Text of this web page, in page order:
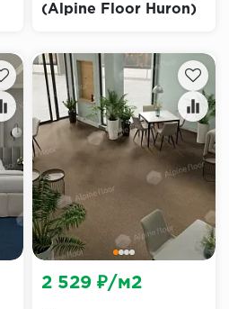
(Alpine Floor Huron)
2 529 ₽/м2